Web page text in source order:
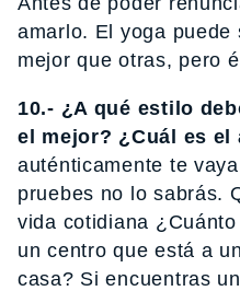
amarlo. El yoga puede
mejor que otras, pero
10.- ¿A qué estilo
el mejor? ¿Cuál es el
auténticamente te
pruebes no lo sabrás.
vida cotidiana
un centro que está a
casa? Si encuentras